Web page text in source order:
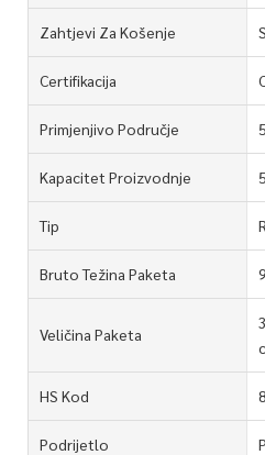
Zahtjevi Za Košenje
Certifikacija
Primjenjivo Područje
Kapacitet Proizvodnje
Tip
Bruto Težina Paketa
Veličina Paketa
HS Kod
Podrijetlo